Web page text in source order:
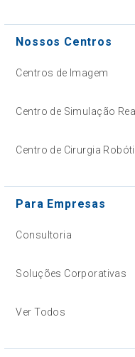
Nossos Centros
Centros de Imagem
Centro de Simulação
Centro de Cirurgia
Para Empresas
Consultoria
Soluções Corporativas
Ver Todos